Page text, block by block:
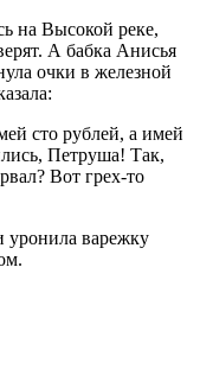
на Высокой реке,
А бабка Анисья
очки в железной
сто рублей, а имей
Петруша! Так,
Вот грех-то
уронила варежку